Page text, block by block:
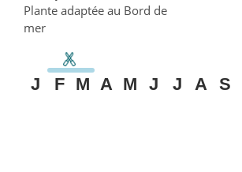
Plante adaptée au Bord de
mer
J F M A M J J A S